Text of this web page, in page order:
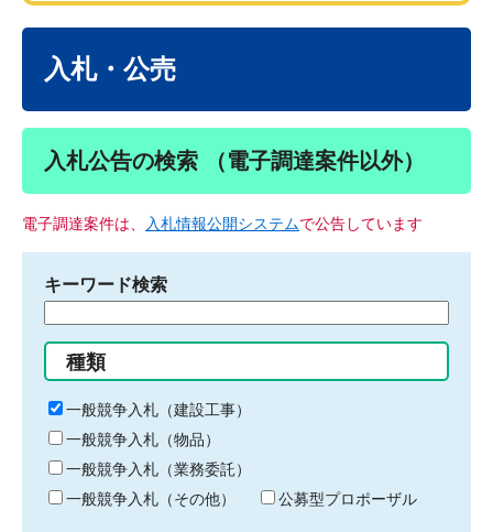
入札・公売
入札公告の検索 （電子調達案件以外）
電子調達案件は、 入札情報公開システムで公告しています
キーワード検索
る
キ
ー
ワ
ー
ド
種類
一般競争入札（建設工事）
一般競争入札（物品）
一般競争入札（業務委託）
一般競争入札（その他）
公募型プロポーザル